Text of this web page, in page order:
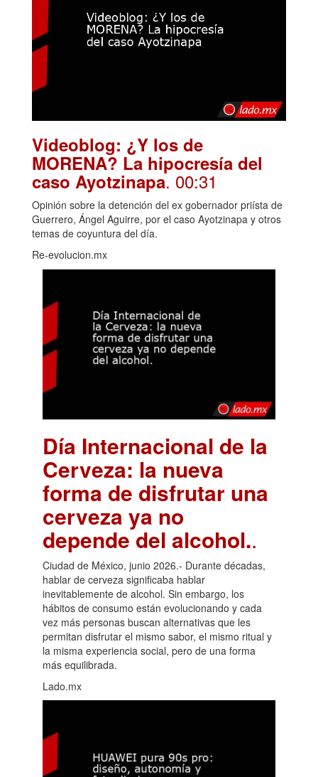
Videoblog: ¿Y los de
MORENA? La hipocresía del
caso Ayotzinapa. 00:31
Opinión sobre la detención del ex gobernador priísta de
Guerrero, Ángel Aguirre, por el caso Ayotzinapa y otros
temas de coyuntura del día.
Re-evolucion.mx
Día Internacional de la
Cerveza: la nueva
forma de disfrutar una
cerveza ya no
depende del alcohol..
Ciudad de México, junio 2026.- Durante décadas,
hablar de cerveza significaba hablar
inevitablemente de alcohol. Sin embargo, los
hábitos de consumo están evolucionando y cada
vez más personas buscan alternativas que les
permitan disfrutar el mismo sabor, el mismo ritual y
la misma experiencia social, pero de una forma
más equilibrada.
Lado.mx